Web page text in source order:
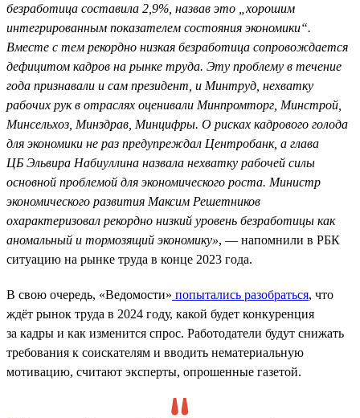
безработица составила 2,9%, назвав это „хорошим
интегрированным показателем состояния экономики“.
Вместе с тем рекордно низкая безработица сопровождается
дефицитом кадров на рынке труда. Эту проблему в течение
года признавали и сам президент, и Минтруд, нехватку
рабочих рук в отраслях оценивали Минпромторг, Минстрой,
Минсельхоз, Минздрав, Минцифры. О рисках кадрового голода
для экономики не раз предупреждал Центробанк, а глава
ЦБ Эльвира Набиуллина назвала нехватку рабочей силы
основной проблемой для экономического роста. Министр
экономического развития Максим Решетников
охарактеризовал рекордно низкий уровень безработицы как
аномальный и тормозящий экономику», — напомнили в РБК
ситуацию на рынке труда в конце 2023 года.
В свою очередь, «Ведомости» попытались разобраться, что
ждёт рынок труда в 2024 году, какой будет конкуренция
за кадры и как изменится спрос. Работодатели будут снижать
требования к соискателям и вводить нематериальную
мотивацию, считают эксперты, опрошенные газетой.